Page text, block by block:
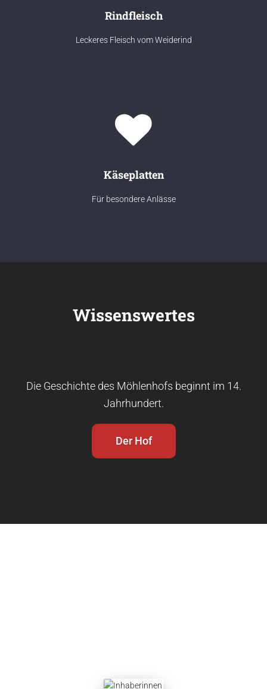
Rindfleisch
Leckeres Fleisch vom Weiderind
Käseplatten
Für besondere Anlässe
Wissenswertes
Die Geschichte des Möhlenhofs beginnt im 14.
Jahrhundert.
Der Hof